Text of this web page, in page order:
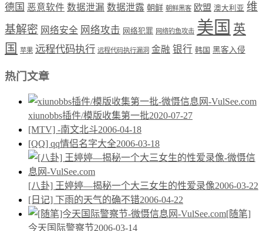
德国 恶意软件 数据泄漏 数据泄露 朝鲜 朝鲜黑客 欧盟 澳大利亚 维
基解密 网络安全 网络攻击 网络犯罪 网络钓鱼攻击 美国 英
国
苹果 远程代码执行 远程代码执行漏洞 金融 银行 韩国 黑客入侵
热门文章
xiunobbs插件/模版收集第一批2020-07-27
[MTV] -南文北斗2006-04-18
[QQ] qq情侣名字大全2006-03-18
[八卦] 王婷婷—揭秘一个大三女生的性爱录像2006-03-22
[日记] 下雨的天气的确不错2006-04-22
[随笔]
今天国际警察节2006-03-14